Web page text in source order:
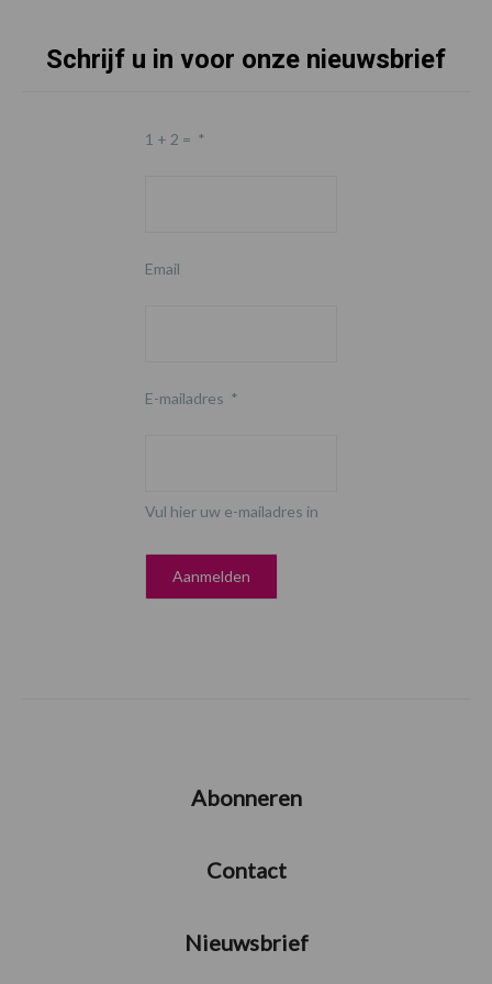
Schrijf u in voor onze nieuwsbrief
1 + 2 = *
Email
E-mailadres *
Vul hier uw e-mailadres in
Abonneren
Contact
Nieuwsbrief